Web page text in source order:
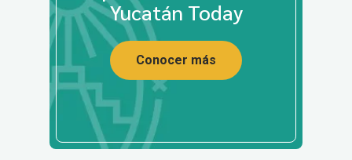
Yucatán Today
Conocer más